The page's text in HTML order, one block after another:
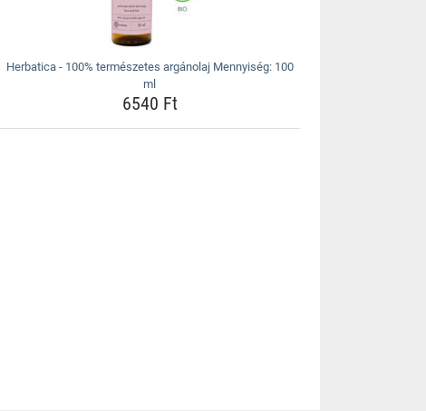
Herbatica - 100% természetes argánolaj Mennyiség: 100
ml
6540 Ft